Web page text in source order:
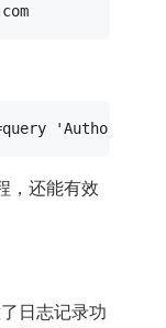
，还能有效
日志记录功